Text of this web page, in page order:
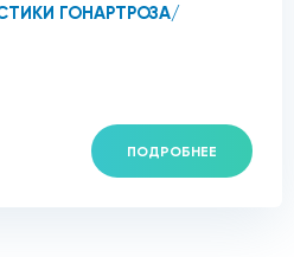
ГОНАРТРОЗА/
ПОДРОБНЕЕ